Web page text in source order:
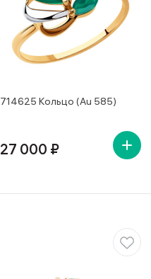
714625 Кольцо (Au 585)
27 000 ₽